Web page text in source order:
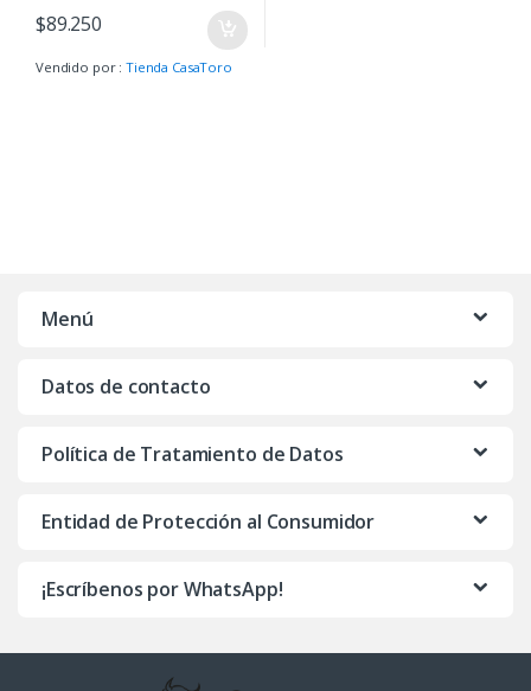
$89.250
Vendido por :Tienda CasaToro
Menú
Datos de contacto
Política de Tratamiento de Datos
Entidad de Protección al Consumidor
¡Escríbenos por WhatsApp!